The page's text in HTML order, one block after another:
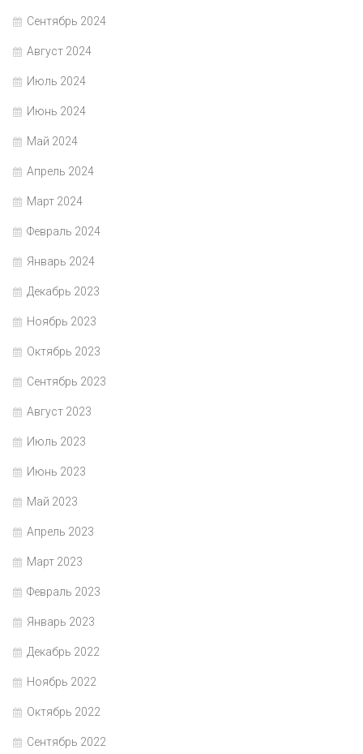
Сентябрь 2024
Август 2024
Июль 2024
Июнь 2024
Май 2024
Апрель 2024
Март 2024
Февраль 2024
Январь 2024
Декабрь 2023
Ноябрь 2023
Октябрь 2023
Сентябрь 2023
Август 2023
Июль 2023
Июнь 2023
Май 2023
Апрель 2023
Март 2023
Февраль 2023
Январь 2023
Декабрь 2022
Ноябрь 2022
Октябрь 2022
Сентябрь 2022